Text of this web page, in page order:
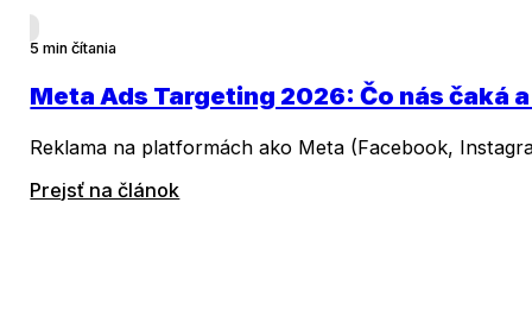
5 min čítania
Meta Ads Targeting 2026: Čo nás čaká
Reklama na platformách ako Meta (Facebook,
Prejsť na článok